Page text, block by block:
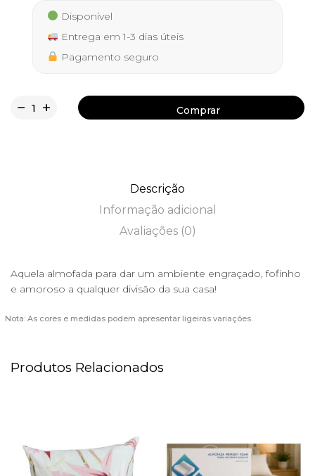
Disponível
Entrega em 1-3 dias úteis
Pagamento seguro
Comprar
Descrição
Informação adicional
Avaliações (0)
Aquela almofada para dar um ambiente engraçado, fofinho
e amoroso a qualquer divisão da sua casa!
Nota: As cores e medidas podem apresentar ligeiras variações.
Produtos Relacionados